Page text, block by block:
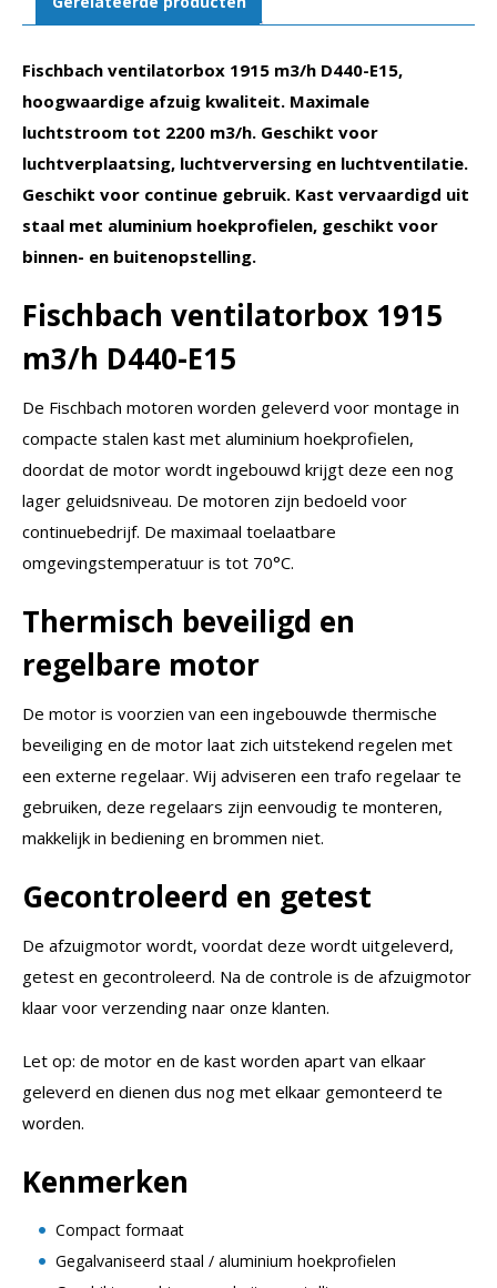
Fischbach ventilatorbox 1915 m3/h D440-E15,
hoogwaardige afzuig kwaliteit. Maximale
luchtstroom tot 2200 m3/h. Geschikt voor
luchtverplaatsing, luchtverversing en luchtventilatie.
Geschikt voor continue gebruik. Kast vervaardigd uit
staal met aluminium hoekprofielen, geschikt voor
binnen- en buitenopstelling.
Fischbach ventilatorbox 1915
m3/h D440-E15
De Fischbach motoren worden geleverd voor montage in
compacte stalen kast met aluminium hoekprofielen,
doordat de motor wordt ingebouwd krijgt deze een nog
lager geluidsniveau. De motoren zijn bedoeld voor
continuebedrijf. De maximaal toelaatbare
omgevingstemperatuur is tot 70°C.
Thermisch beveiligd en
regelbare motor
De motor is voorzien van een ingebouwde thermische
beveiliging en de motor laat zich uitstekend regelen met
een externe regelaar. Wij adviseren een trafo regelaar te
gebruiken, deze regelaars zijn eenvoudig te monteren,
makkelijk in bediening en brommen niet.
Gecontroleerd en getest
De afzuigmotor wordt, voordat deze wordt uitgeleverd,
getest en gecontroleerd. Na de controle is de afzuigmotor
klaar voor verzending naar onze klanten.
Let op: de motor en de kast worden apart van elkaar
geleverd en dienen dus nog met elkaar gemonteerd te
worden.
Kenmerken
Compact formaat
Gegalvaniseerd staal / aluminium hoekprofielen